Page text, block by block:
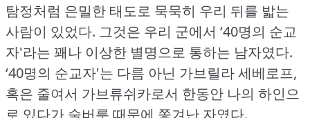
탐정처럼 은밀한 태도로 묵묵히 우리 뒤를 밟는
사람이 있었다. 그것은 우리 군에서 ‘40명의 순교
자'라는 꽤나 이상한 별명으로 통하는 남자였다.
‘40명의 순교자'는 다름 아닌 가브릴라 세베로프,
혹은 줄여서 가브류쉬카로서 한동안 나의 하인으
로 있다가 술버릇 때문에 쫓겨난 자였다.